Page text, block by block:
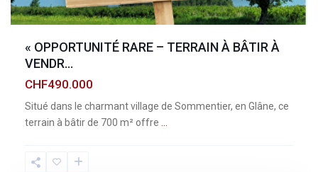
« OPPORTUNITÉ RARE – TERRAIN À BÂTIR À
VENDR...
CHF490.000
Situé dans le charmant village de Sommentier, en Glâne, ce
terrain à bâtir de 700 m² offre
Fribourg